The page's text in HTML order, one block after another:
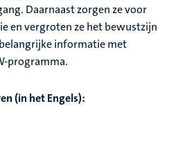
Daarnaast zorgen ze voor
en vergroten ze het bewustzijn
informatie met
programma.
(in het Engels):